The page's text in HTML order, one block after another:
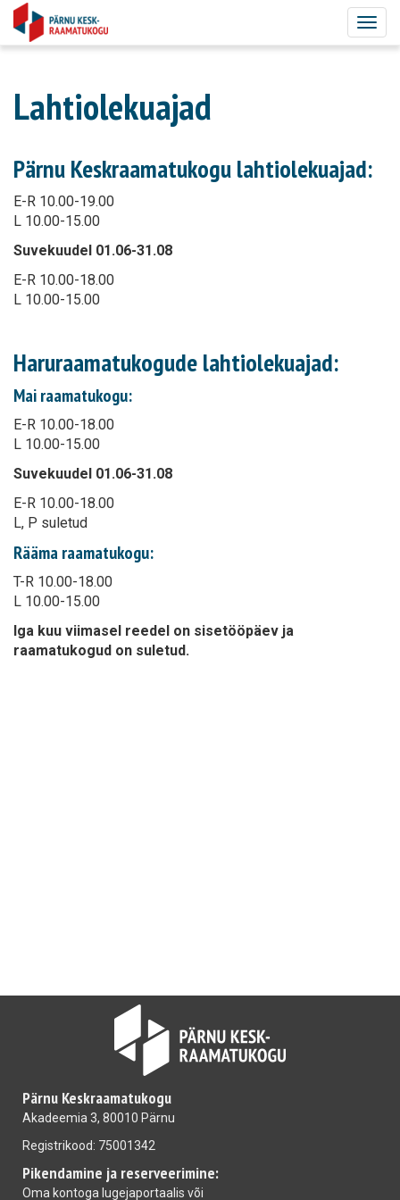
Lahtiolekuajad
Pärnu Keskraamatukogu lahtiolekuajad:
E-R 10.00-19.00
L 10.00-15.00
Suvekuudel 01.06-31.08
E-R 10.00-18.00
L 10.00-15.00
Haruraamatukogude lahtiolekuajad:
Mai raamatukogu:
E-R 10.00-18.00
L 10.00-15.00
Suvekuudel 01.06-31.08
E-R 10.00-18.00
L, P suletud
Rääma raamatukogu:
T-R 10.00-18.00
L 10.00-15.00
Iga kuu viimasel reedel on sisetööpäev ja
raamatukogud on suletud.
Pärnu Keskraamatukogu
Akadeemia 3, 80010 Pärnu
Registrikood: 75001342
Pikendamine ja reserveerimine:
Oma kontoga lugejaportaalis või